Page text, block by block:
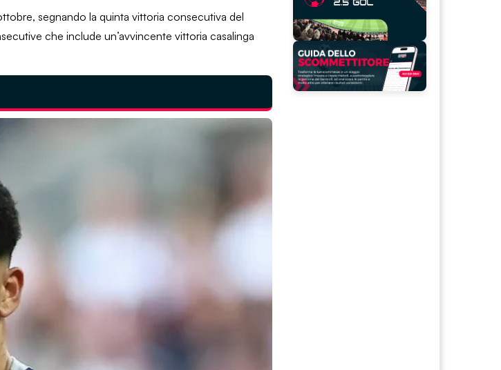
segnando la quinta vittoria consecutiva del
che include un’avvincente vittoria casalinga